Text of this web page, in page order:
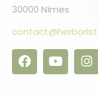
30000 Nîmes